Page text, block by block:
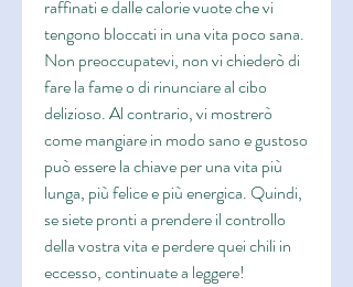
raffinati e dalle calorie vuote che vi
tengono bloccati in una vita poco sana.
Non preoccupatevi, non vi chiederò di
fare la fame o di rinunciare al cibo
delizioso. Al contrario, vi mostrerò
come mangiare in modo sano e gustoso
può essere la chiave per una vita più
lunga, più felice e più energica. Quindi,
se siete pronti a prendere il controllo
della vostra vita e perdere quei chili in
eccesso, continuate a leggere!